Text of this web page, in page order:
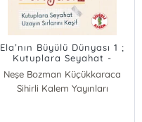
Ela’nın Büyülü Dünyası 1 ;
Kutuplara Seyahat -
Uzayın Sırlarını Keşif
Neşe Bozman Küçükkaraca
Sihirli Kalem Yayınları